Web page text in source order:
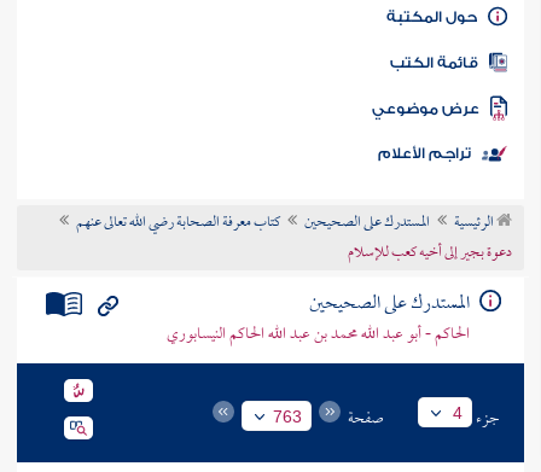
كتاب الأمة
المكتبة
الكتب
موضوعي
تراجم الأعلام
الرئيسية المستدرك على الصحيحين
كتاب معرفة الصحابة رضي الله تعالى عنهم
دعوة بجير إلى أخيه كعب للإسلام
المستدرك على الصحيحين
الحاكم - أبو عبد الله محمد بن عبد الله الحاكم النيسابوري
جزء 4 صفحة 763